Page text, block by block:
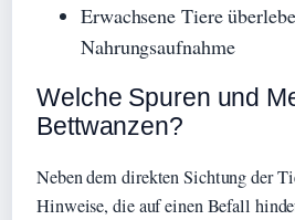
Erwachsene Tiere
Nahrungsaufnahme
Welche Spuren und
Bettwanzen?
Neben dem direkten Sichtung der
Hinweise, die auf einen Befall